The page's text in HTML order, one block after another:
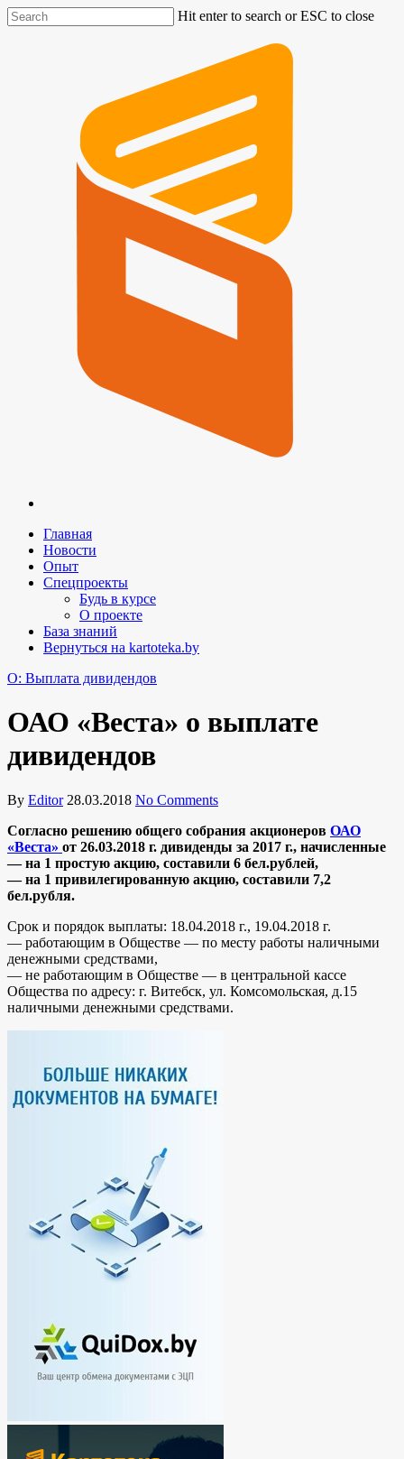
Hit enter to search or ESC to close
Главная
Новости
Опыт
Спецпроекты
Будь в курсе
О проекте
База знаний
Вернуться на kartoteka.by
O: Выплата дивидендов
ОАО «Веста» о выплате
дивидендов
By Editor 28.03.2018 No Comments
Согласно решению общего собрания акционеров ОАО
«Веста» от 26.03.2018 г. дивиденды за 2017 г., начисленные
— на 1 простую акцию, составили 6 бел.рублей,
— на 1 привилегированную акцию, составили 7,2
бел.рубля.
Срок и порядок выплаты: 18.04.2018 г., 19.04.2018 г.
— работающим в Обществе — по месту работы наличными
денежными средствами,
— не работающим в Обществе — в центральной кассе
Общества по адресу: г. Витебск, ул. Комсомольская, д.15
наличными денежными средствами.